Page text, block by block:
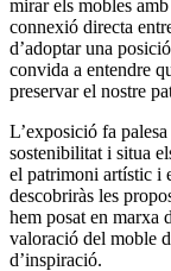
mirar els mobles
connexió directa
d’adoptar una
convida a entendre
preservar el nostre
L’exposició fa
sostenibilitat i situa
el patrimoni artístic i
descobriràs les
hem posat en marxa
valoració del moble
d’inspiració.